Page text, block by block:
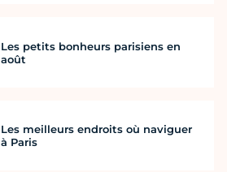
Les petits bonheurs parisiens en
août
Les meilleurs endroits où naviguer
à Paris